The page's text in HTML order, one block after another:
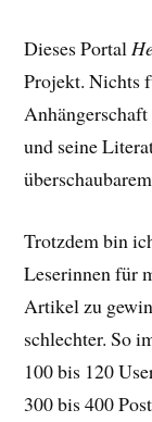
Dieses Portal
Projekt. Nichts
und seine
Trotzdem bin
Leserinnen für
Artikel zu
schlechter. So
100 bis 120
300 bis 400